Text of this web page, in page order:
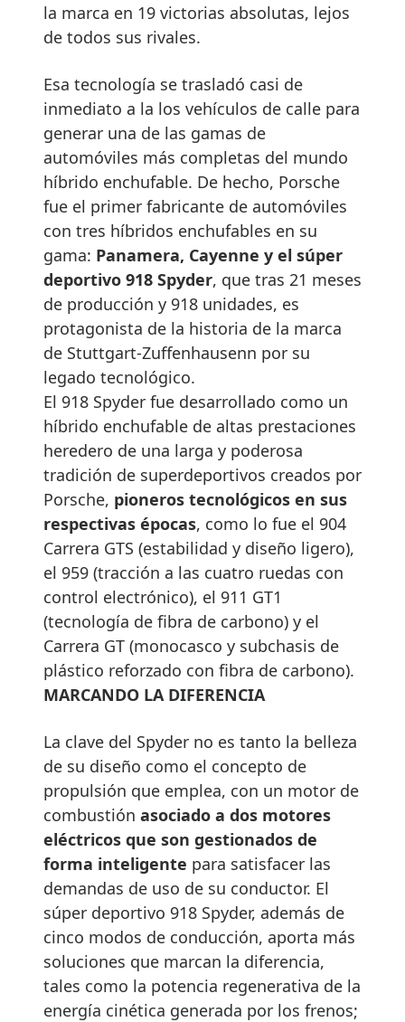
la marca en 19 victorias absolutas, lejos
de todos sus rivales.
Esa tecnología se trasladó casi de
inmediato a la los vehículos de calle para
generar una de las gamas de
automóviles más completas del mundo
híbrido enchufable. De hecho, Porsche
fue el primer fabricante de automóviles
con tres híbridos enchufables en su
gama: Panamera, Cayenne y el súper
deportivo 918 Spyder, que tras 21 meses
de producción y 918 unidades, es
protagonista de la historia de la marca
de Stuttgart-Zuffenhausenn por su
legado tecnológico.
El 918 Spyder fue desarrollado como un
híbrido enchufable de altas prestaciones
heredero de una larga y poderosa
tradición de superdeportivos creados por
Porsche, pioneros tecnológicos en sus
respectivas épocas, como lo fue el 904
Carrera GTS (estabilidad y diseño ligero),
el 959 (tracción a las cuatro ruedas con
control electrónico), el 911 GT1
(tecnología de fibra de carbono) y el
Carrera GT (monocasco y subchasis de
plástico reforzado con fibra de carbono).
MARCANDO LA DIFERENCIA
La clave del Spyder no es tanto la belleza
de su diseño como el concepto de
propulsión que emplea, con un motor de
combustión asociado a dos motores
eléctricos que son gestionados de
forma inteligente para satisfacer las
demandas de uso de su conductor. El
súper deportivo 918 Spyder, además de
cinco modos de conducción, aporta más
soluciones que marcan la diferencia,
tales como la potencia regenerativa de la
energía cinética generada por los frenos;